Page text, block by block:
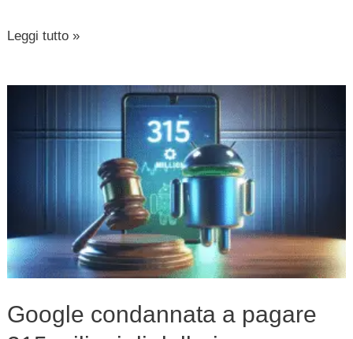
Leggi tutto »
Google condannata a pagare
di
dollari
raccolta